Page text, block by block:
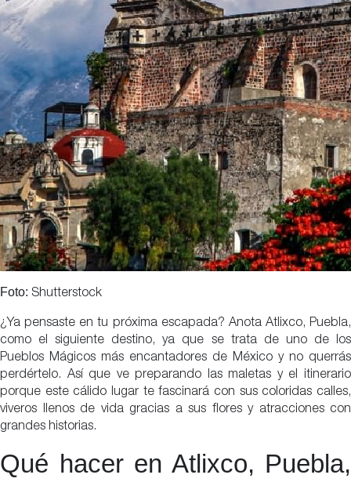
Foto: Shutterstock
¿Ya pensaste en tu próxima escapada? Anota Atlixco, Puebla,
como el siguiente destino, ya que se trata de uno de los
Pueblos Mágicos más encantadores de México y no querrás
perdértelo. Así que ve preparando las maletas y el itinerario
porque este cálido lugar te fascinará con sus coloridas calles,
viveros llenos de vida gracias a sus flores y atracciones con
grandes historias.
Qué hacer en Atlixco, Puebla,